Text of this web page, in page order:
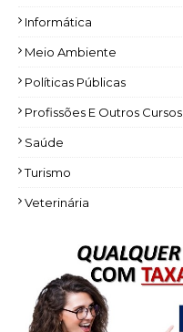
Informática
Meio Ambiente
Políticas Públicas
Profissões E Outros Cursos
Saúde
Turismo
Veterinária